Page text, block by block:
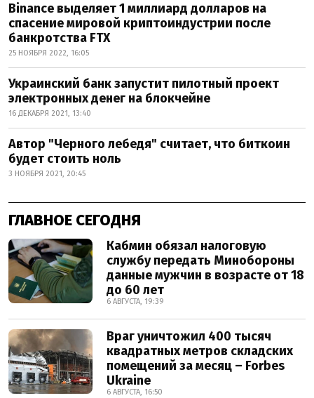
Binance выделяет 1 миллиард долларов на
спасение мировой криптоиндустрии после
банкротства FTX
25 НОЯБРЯ 2022, 16:05
Украинский банк запустит пилотный проект
электронных денег на блокчейне
16 ДЕКАБРЯ 2021, 13:40
Автор "Черного лебедя" считает, что биткоин
будет стоить ноль
3 НОЯБРЯ 2021, 20:45
ГЛАВНОЕ СЕГОДНЯ
Кабмин обязал налоговую
службу передать Минобороны
данные мужчин в возрасте от 18
до 60 лет
6 АВГУСТА, 19:39
Враг уничтожил 400 тысяч
квадратных метров складских
помещений за месяц – Forbes
Ukraine
6 АВГУСТА, 16:50